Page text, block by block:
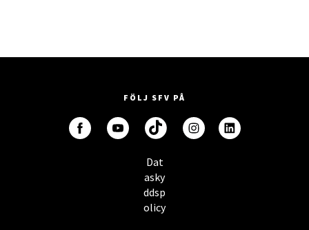
FÖLJ SFV PÅ
Dat
asky
ddsp
olicy